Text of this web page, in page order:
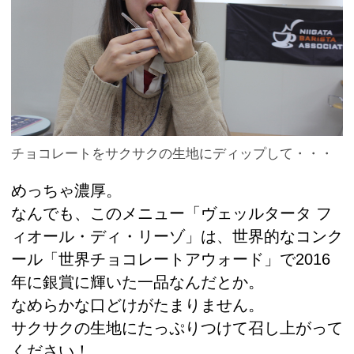
チョコレートをサクサクの生地にディップして・・・
めっちゃ濃厚。
なんでも、このメニュー「ヴェッルタータ フ
ィオール・ディ・リーゾ」は、世界的なコンク
ール「世界チョコレートアウォード」で2016
年に銀賞に輝いた一品なんだとか。
なめらかな口どけがたまりません。
サクサクの生地にたっぷりつけて召し上がって